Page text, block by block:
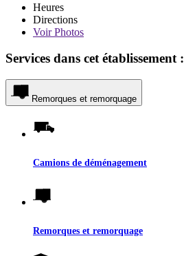
Heures
Directions
VoirPhotos
Services dans cet établissement :
Remorques et remorquage
Camions de déménagement
Remorques et remorquage